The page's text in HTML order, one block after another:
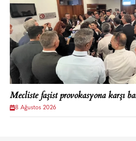
Mecliste faşist provokasyona karşı
8 Ağustos 2026